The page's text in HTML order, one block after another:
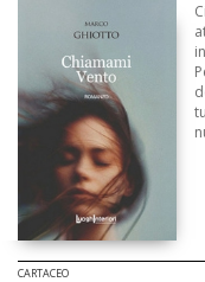
CARTACEO